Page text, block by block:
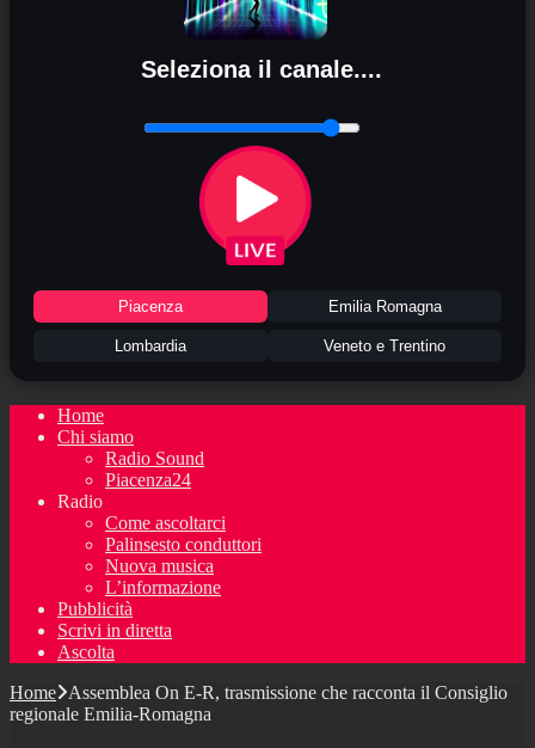
Seleziona il canale....
Piacenza Emilia Romagna
Lombardia Veneto e Trentino
Home
Chi siamo
Radio Sound
Piacenza24
Radio
Come ascoltarci
Palinsesto conduttori
Nuova musica
L’informazione
Pubblicità
Scrivi in diretta
Ascolta
Home
Assemblea On E-R, trasmissione che racconta il Consiglio
regionale Emilia-Romagna